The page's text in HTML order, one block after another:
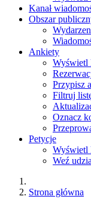
Kanał
Obszar
Ankiety
Wyświetl
Przypisz
Filtruj
Oznacz
Petycje
Wyświetl
Weź
Strona główna